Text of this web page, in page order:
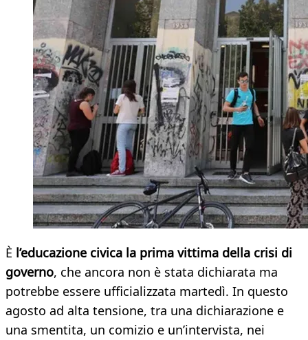
È l’educazione civica la prima vittima della crisi di
governo, che ancora non è stata dichiarata ma
potrebbe essere ufficializzata martedì. In questo
agosto ad alta tensione, tra una dichiarazione e
una smentita, un comizio e un’intervista, nei